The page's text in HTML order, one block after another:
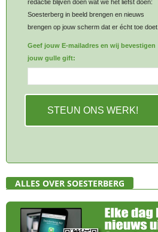
redactie blijven doen wat we het liefst doen:
Soesterberg in beeld brengen en nieuws
brengen op jouw scherm dat er écht toe doet.
Geef jouw E-mailadres en wij bevestigen
jouw gulle gift:
STEUN ONS WERK!
ALLES OVER SOESTERBERG